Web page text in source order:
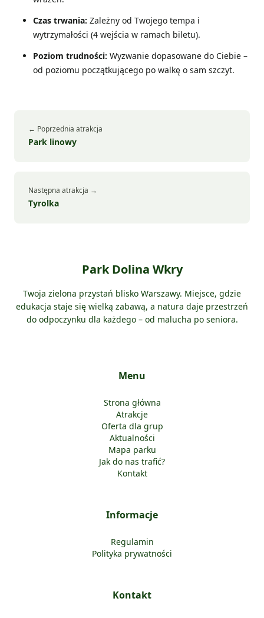
Czas trwania: Zależny od Twojego tempa i
wytrzymałości (4 wejścia w ramach biletu).
Poziom trudności: Wyzwanie dopasowane do Ciebie –
od poziomu początkującego po walkę o sam szczyt.
← Poprzednia atrakcja
Park linowy
Następna atrakcja →
Tyrolka
Park Dolina Wkry
Twoja zielona przystań blisko Warszawy. Miejsce, gdzie
edukacja staje się wielką zabawą, a natura daje przestrzeń
do odpoczynku dla każdego – od malucha po seniora.
Menu
Strona główna
Atrakcje
Oferta dla grup
Aktualności
Mapa parku
Jak do nas trafić?
Kontakt
Informacje
Regulamin
Polityka prywatności
Kontakt